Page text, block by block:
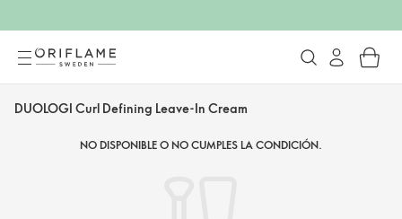
DUOLOGI Curl Defining Leave-In Cream
NO DISPONIBLE O NO CUMPLES LA CONDICIÓN.